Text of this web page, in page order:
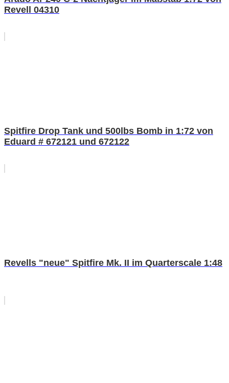
Revell 04310
Spitfire Drop Tank und 500lbs Bomb in 1:72 von
Eduard # 672121 und 672122
Revells "neue" Spitfire Mk. II im Quarterscale 1:48